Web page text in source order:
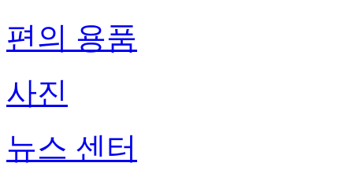
편의 용품
사진
뉴스 센터